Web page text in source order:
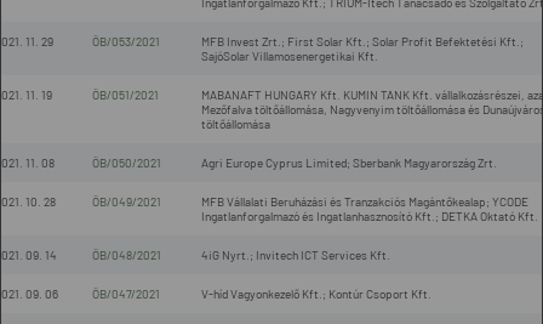
11. 29 ÖB/053/2021
MFB Invest Zrt.; First Solar Kft.; Solar Profit Befektetési Kft.;
SajóSolar Villamosenergetikai Kft.
11. 19 ÖB/051/2021
MABANAFT HUNGARY Kft. KUMIN TANK Kft. vállalkozásrészei,
Mezőfalva töltőállomása, Nagyvenyim töltőállomása és
töltőállomása
11. 08 ÖB/050/2021 Agri Europe Cyprus Limited; Sberbank Magyarország Zrt.
10. 28 ÖB/049/2021
MFB Vállalati Beruházási és Tranzakciós Magántőkealap; YCODE
Ingatlanforgalmazó és Ingatlanhasznosító Kft.; DETKA Oktató Kft.
09. 14 ÖB/048/2021 4iG Nyrt.; Invitech ICT Services Kft.
09. 06 ÖB/047/2021 V-híd Vagyonkezelő Kft.; Kontúr Csoport Kft.